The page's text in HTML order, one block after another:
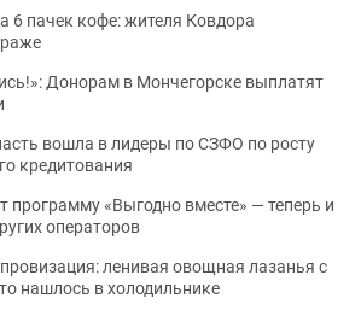
6 пачек кофе: жителя Ковдора
Донорам в Мончегорске выплатят
вошла в лидеры по СЗФО по росту
кредитования
программу «Выгодно вместе» — теперь и
операторов
ленивая овощная лазанья с
нашлось в холодильнике